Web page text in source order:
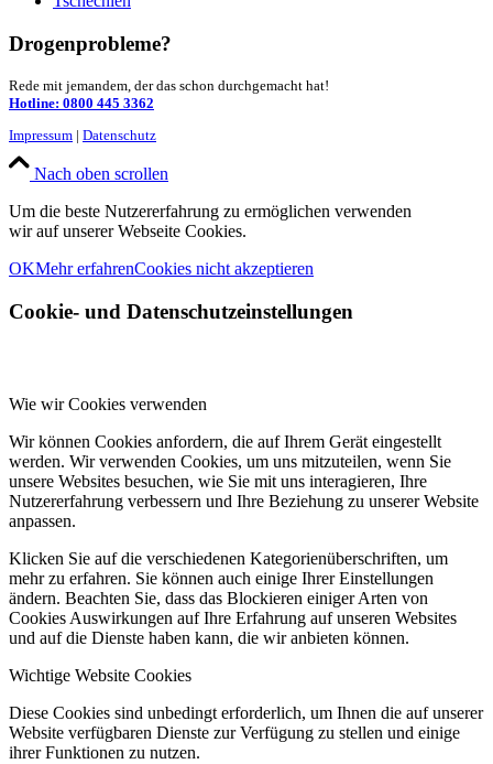
Drogenprobleme?
Rede mit jemandem, der das schon durchgemacht hat!
Hotline: 0800 445 3362
Impressum | Datenschutz
Nach oben scrollen
Um die beste Nutzererfahrung zu ermöglichen verwenden
wir auf unserer Webseite Cookies.
OKMehr erfahrenCookies nicht akzeptieren
Cookie- und Datenschutzeinstellungen
Wie wir Cookies verwenden
Wir können Cookies anfordern, die auf Ihrem Gerät eingestellt
werden. Wir verwenden Cookies, um uns mitzuteilen, wenn Sie
unsere Websites besuchen, wie Sie mit uns interagieren, Ihre
Nutzererfahrung verbessern und Ihre Beziehung zu unserer Website
anpassen.
Klicken Sie auf die verschiedenen Kategorienüberschriften, um
mehr zu erfahren. Sie können auch einige Ihrer Einstellungen
ändern. Beachten Sie, dass das Blockieren einiger Arten von
Cookies Auswirkungen auf Ihre Erfahrung auf unseren Websites
und auf die Dienste haben kann, die wir anbieten können.
Wichtige Website Cookies
Diese Cookies sind unbedingt erforderlich, um Ihnen die auf unserer
Website verfügbaren Dienste zur Verfügung zu stellen und einige
ihrer Funktionen zu nutzen.